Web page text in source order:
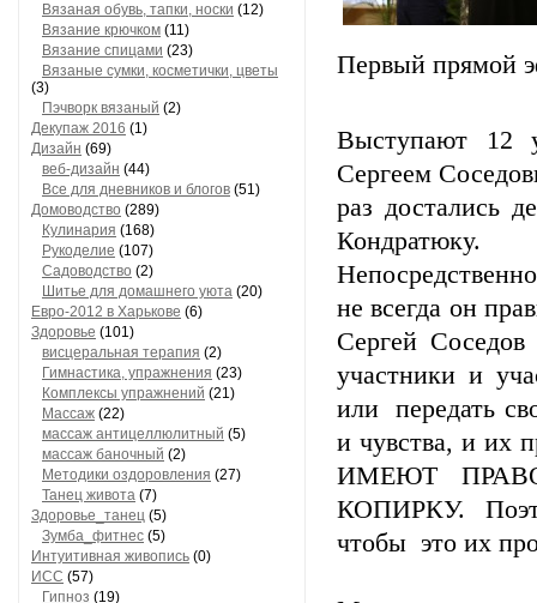
Вязаная обувь, тапки, носки (12)
Вязание крючком (11)
Вязание спицами (23)
Вязаные сумки, косметички, цветы
(3)
Пэчворк вязаный (2)
Декупаж 2016 (1)
Дизайн (69)
веб-дизайн (44)
Все для дневников и блогов (51)
Домоводство (289)
Кулинария (168)
Рукоделие (107)
Садоводство (2)
Шитье для домашнего уюта (20)
Евро-2012 в Харькове (6)
Здоровье (101)
висцеральная терапия (2)
Гимнастика, упражнения (23)
Комплексы упражнений (21)
Массаж (22)
массаж антицеллюлитный (5)
массаж баночный (2)
Методики оздоровления (27)
Танец живота (7)
Здоровье_танец (5)
Зумба_фитнес (5)
Интуитивная живопись (0)
ИСС (57)
Гипноз (19)
Первый прямой
Выступают 12
Сергеем
раз достались
Кондратюку.
не всегда он
Сергей
участники и
или передать
и чувства, и
ИМЕЮТ
КОПИРКУ.
чтобы это их